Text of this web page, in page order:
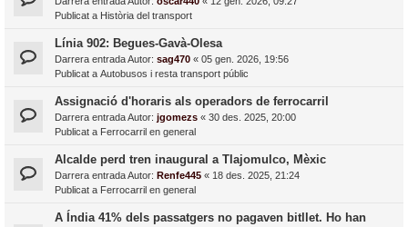
Publicat a Història del transport
Línia 902: Begues-Gavà-Olesa
Darrera entrada Autor: sag470 « 05 gen. 2026, 19:56
Publicat a Autobusos i resta transport públic
Assignació d'horaris als operadors de ferrocarril
Darrera entrada Autor: jgomezs « 30 des. 2025, 20:00
Publicat a Ferrocarril en general
Alcalde perd tren inaugural a Tlajomulco, Mèxic
Darrera entrada Autor: Renfe445 « 18 des. 2025, 21:24
Publicat a Ferrocarril en general
A Índia 41% dels passatgers no pagaven bitllet. Ho han